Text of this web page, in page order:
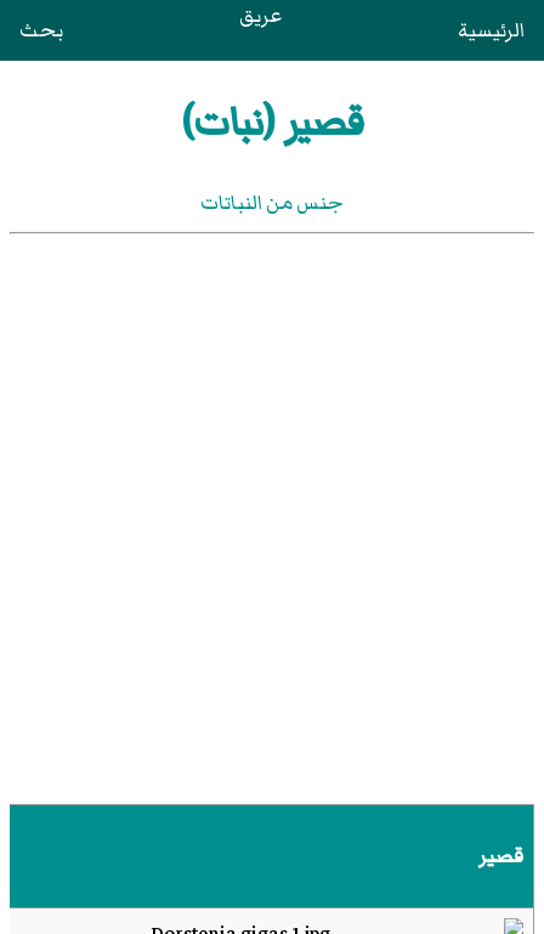
الرئيسية عريق بحث
قصير (نبات)
جنس من النباتات
قصير